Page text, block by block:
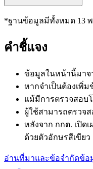
*ฐานข้อมูลมีทั้งหมด 13
คำชี้แจง
ข้อมูลในหน้านี้มาจ
หากจำเป็นต้องเพิ่
แม้มีการตรวจสอบ
ผู้ใช้สามารถตรวจ
หลังจาก กกต. เปิดเ
ด้วยตัวอักษรสีเขียว
อ่านที่มาและข้อจำกัดข้อ